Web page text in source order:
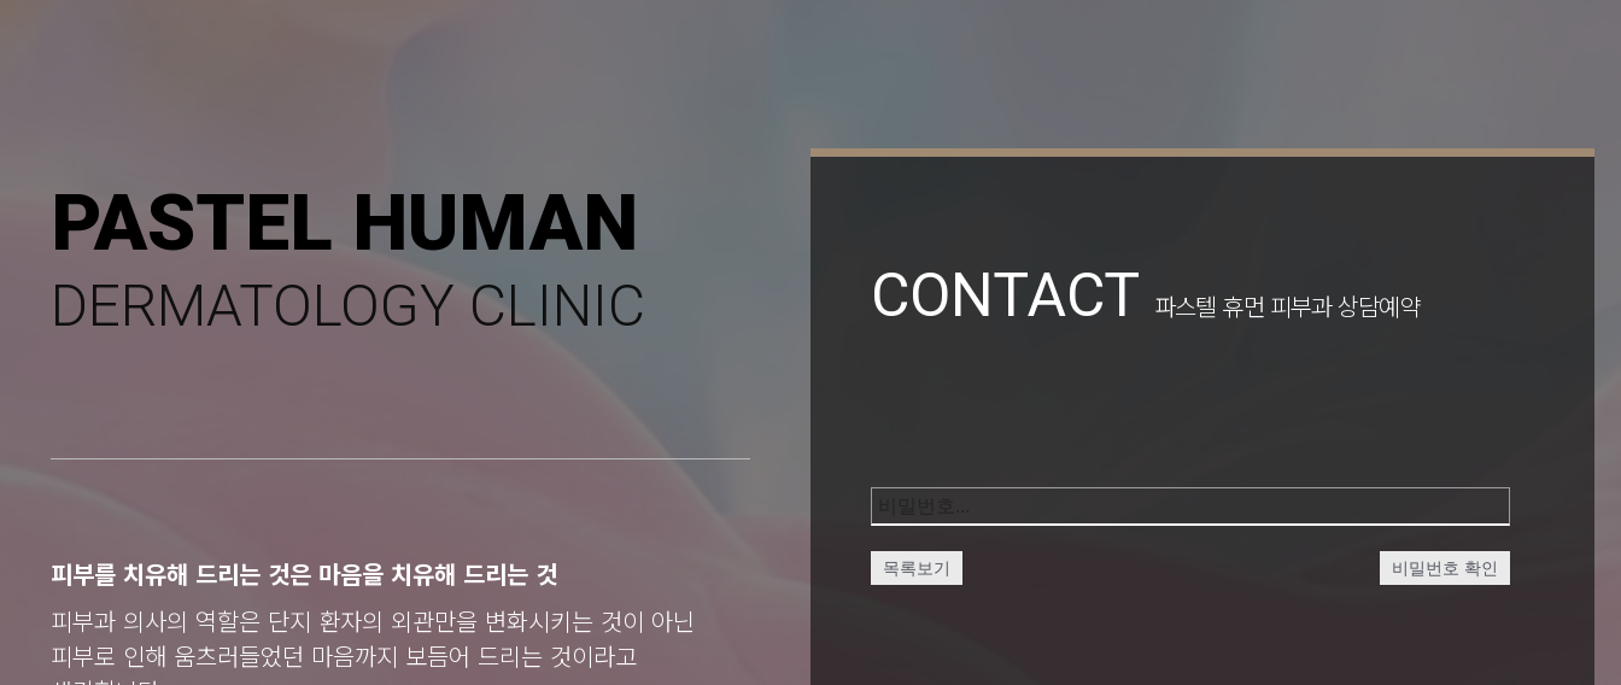
PASTEL HUMAN
DERMATOLOGY CLINIC
피부를 치유해 드리는 것은 마음을 치유해 드리는 것
피부과 의사의 역할은 단지 환자의 외관만을 변화시키는 것이 아닌
피부로 인해 움츠러들었던 마음까지 보듬어 드리는 것이라고
CONTACT 파스텔 휴먼 피부과 상담예약
목록보기 비밀번호 확인